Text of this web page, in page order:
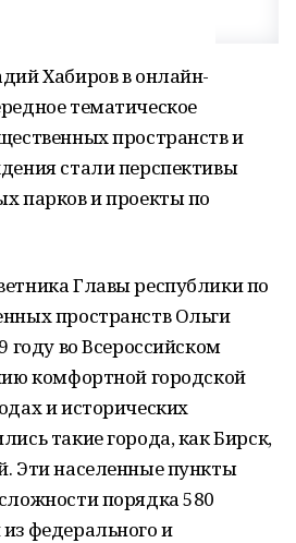
Хабиров в онлайн-
тематическое
пространств и
стали перспективы
парков и проекты по
Главы республики по
пространств Ольги
году во Всероссийском
комфортной городской
и исторических
такие города, как Бирск,
Эти населенные пункты
порядка 580
федерального и